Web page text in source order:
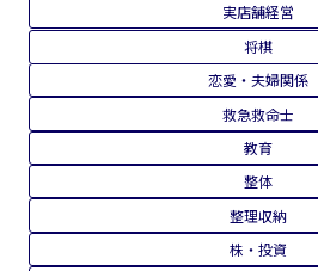
実店舗経営
将棋
恋愛・夫婦関係
救急救命士
教育
整体
整理収納
株・投資